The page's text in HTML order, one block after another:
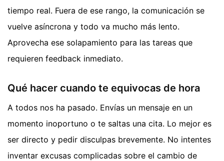
tiempo real. Fuera de ese rango, la comunicación se
vuelve asíncrona y todo va mucho más lento.
Aprovecha ese solapamiento para las tareas que
requieren feedback inmediato.
Qué hacer cuando te equivocas de hora
A todos nos ha pasado. Envías un mensaje en un
momento inoportuno o te saltas una cita. Lo mejor es
ser directo y pedir disculpas brevemente. No intentes
inventar excusas complicadas sobre el cambio de